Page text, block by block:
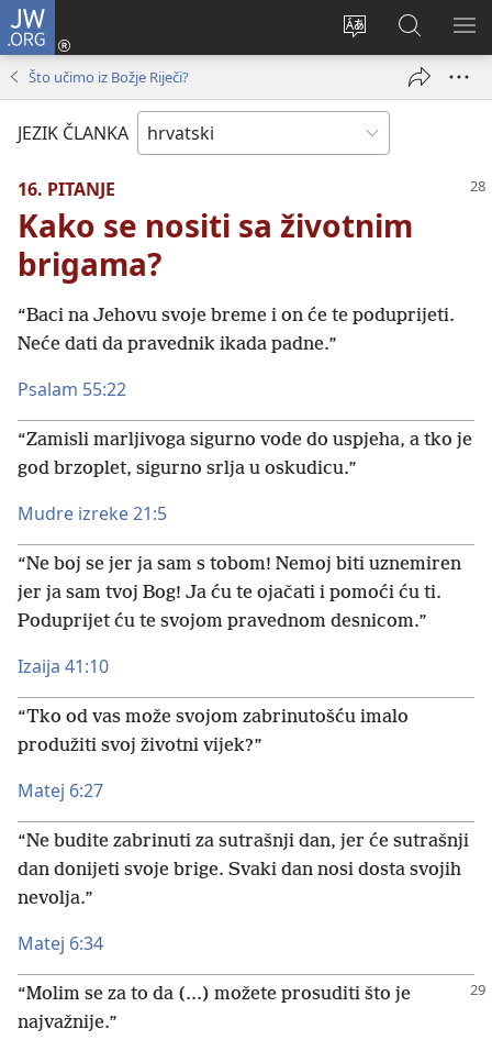
JW.ORG
Promijeni
Prijava
(otvara
prozor)
JW.ORG
|
Pretraga
Što učimo iz Božje Riječi?
JEZIK ČLANKA
16. PITANJE
Kako se nositi sa životnim
brigama?
“Baci na Jehovu svoje breme i on će te poduprijeti.
Neće dati da pravednik ikada padne.”
Psalam 55:22
“Zamisli marljivoga sigurno vode do uspjeha, a tko je
god brzoplet, sigurno srlja u oskudicu.”
Mudre izreke 21:5
“Ne boj se jer ja sam s tobom! Nemoj biti uznemiren
jer ja sam tvoj Bog! Ja ću te ojačati i pomoći ću ti.
Poduprijet ću te svojom pravednom desnicom.”
Izaija 41:10
“Tko od vas može svojom zabrinutošću imalo
produžiti svoj životni vijek?”
Matej 6:27
“Ne budite zabrinuti za sutrašnji dan, jer će sutrašnji
dan donijeti svoje brige. Svaki dan nosi dosta svojih
nevolja.”
Matej 6:34
“Molim se za to da (...) možete prosuditi što je
najvažnije.”